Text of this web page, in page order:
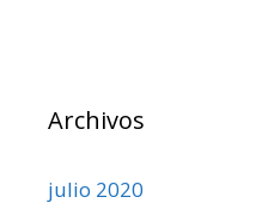
Archivos
julio 2020